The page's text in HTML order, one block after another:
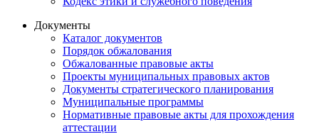
Документы
Каталог документов
Порядок обжалования
Обжалованные правовые акты
Проекты муниципальных правовых актов
Документы стратегического планирования
Муниципальные программы
Нормативные правовые акты для прохождения
аттестации